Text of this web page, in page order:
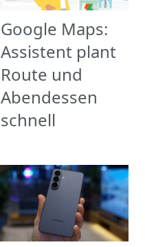
Google Maps:
Assistent plant
Route und
Abendessen
schnell